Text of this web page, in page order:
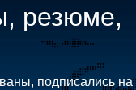
резюме,
подписались на